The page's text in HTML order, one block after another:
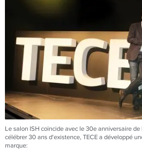
Le salon ISH coïncide avec le 30e anniversaire
célébrer 30 ans d'existence, TECE a développé
marque: